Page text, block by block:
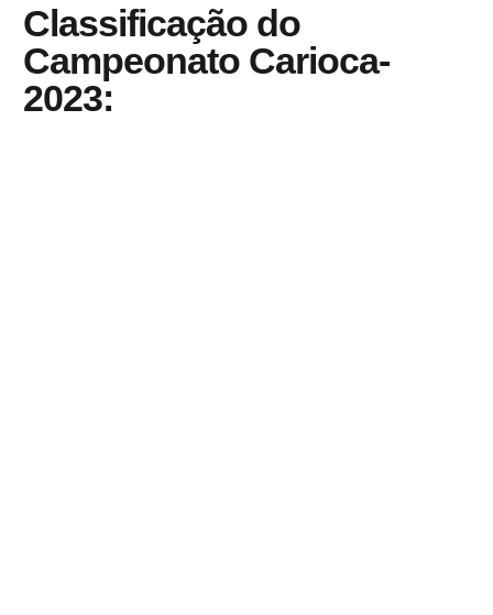
Classificação do
Campeonato Carioca-
2023: